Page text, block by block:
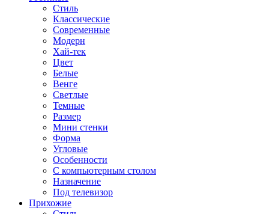
Стиль
Классические
Современные
Модерн
Хай-тек
Цвет
Белые
Венге
Светлые
Темные
Размер
Мини стенки
Форма
Угловые
Особенности
С компьютерным столом
Назначение
Под телевизор
Прихожие